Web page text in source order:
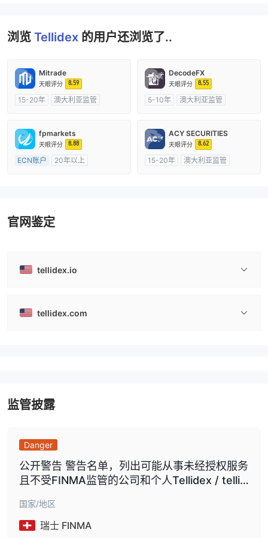
浏览 Tellidex 的用户还浏览了..
Mitrade
天眼评分 8.59
15-20年
澳大利亚监管
DecodeFX
天眼评分 8.55
5-10年
澳大利亚监管
fpmarkets
天眼评分 8.88
ECN账户
20年以上
ACY SECURITIES
天眼评分 8.62
15-20年
澳大利亚监管
官网鉴定
tellidex.io
tellidex.com
监管披露
Danger
公开警告 警告名单，列出可能从事未经授权服务
且不受FINMA监管的公司和个人Tellidex / tellid
国家/地区
瑞士 FINMA